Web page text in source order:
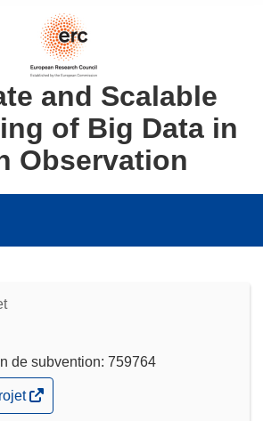
and Scalable
of Big Data in
Observation
de subvention: 759764